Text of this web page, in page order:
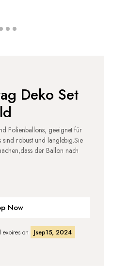
Deko Set
Folienballons, geeignet für
robust und langlebig.Sie
der Ballon nach
Now
expires on
Jsep15, 2024